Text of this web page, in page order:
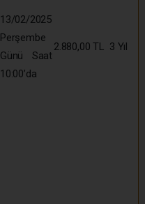
13/02/2025
Perşembe
Günü Saat
10:00’da
2.880,00 TL 3 Yıl